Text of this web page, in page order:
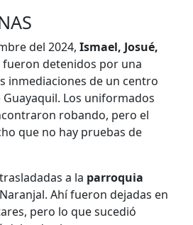
del 2024, Ismael, Josué,
fueron detenidos por una
inmediaciones de un centro
Los uniformados
robando, pero el
que no hay pruebas de
a la parroquia
Ahí fueron dejadas en
pero lo que sucedió